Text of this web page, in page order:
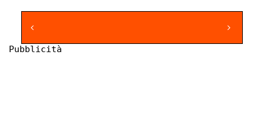
Pubblicità